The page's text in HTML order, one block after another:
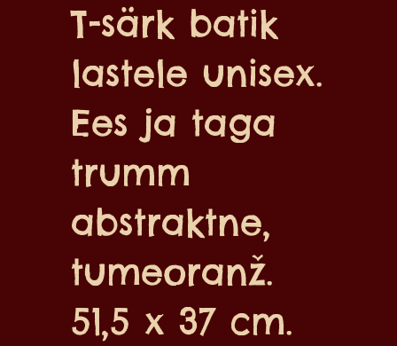
T-särk batik
lastele unisex.
Ees ja taga
trumm
abstraktne,
tumeoranž.
51,5 x 37 cm.